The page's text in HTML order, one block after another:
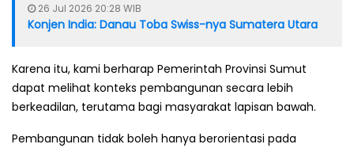
26 Jul 2026 20:28 WIB
Konjen India: Danau Toba Swiss-nya Sumatera Utara
Karena itu, kami berharap Pemerintah Provinsi Sumut
dapat melihat konteks pembangunan secara lebih
berkeadilan, terutama bagi masyarakat lapisan bawah.
Pembangunan tidak boleh hanya berorientasi pada